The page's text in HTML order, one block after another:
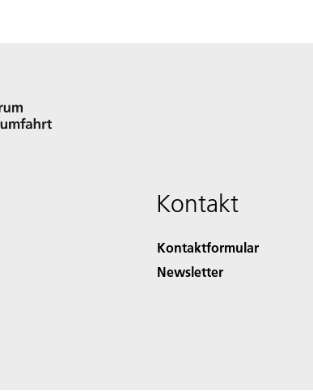
Kontakt
Kontaktformular
Newsletter